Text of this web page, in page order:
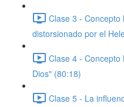
Clase 3 -
distorsionado por el
Clase 4 -
Dios" (80:18)
Clase 5 - La